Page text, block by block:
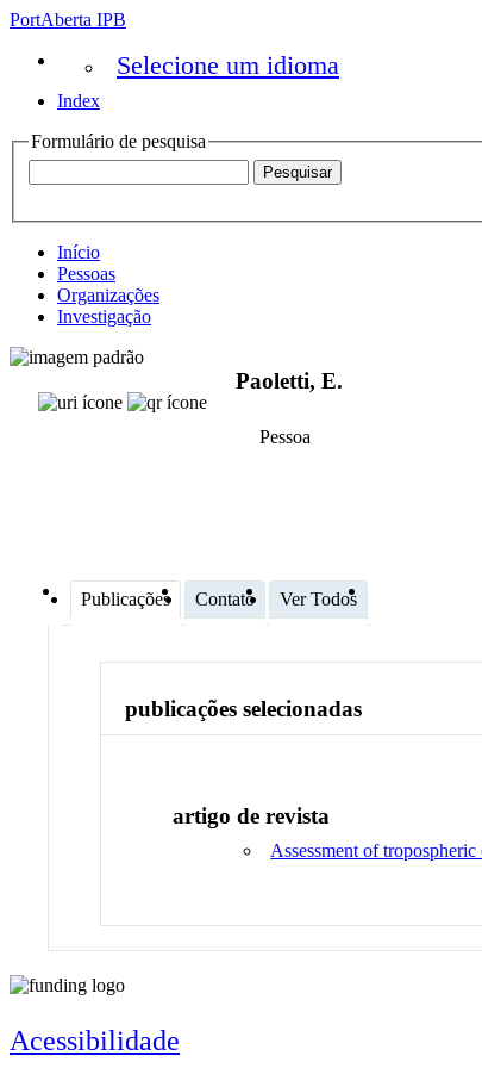
PortAberta IPB
Selecione um idioma
Index
Formulário de pesquisa
Início
Pessoas
Organizações
Investigação
Paoletti, E.
Pessoa
Publicações Contato Ver Todos
publicações selecionadas
artigo de revista
Assessment of
Acessibilidade